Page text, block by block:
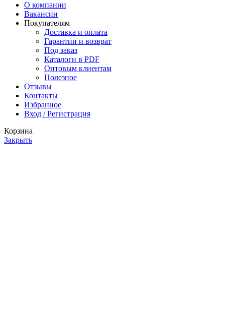
О компании
Вакансии
Покупателям
Доставка и оплата
Гарантии и возврат
Под заказ
Каталоги в PDF
Оптовым клиентам
Полезное
Отзывы
Контакты
Избранное
Вход / Регистрация
Корзина
Закрыть